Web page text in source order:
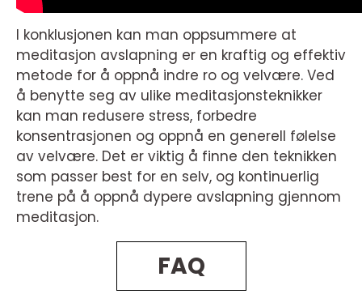
I konklusjonen kan man oppsummere at
meditasjon avslapning er en kraftig og effektiv
metode for å oppnå indre ro og velvære. Ved
å benytte seg av ulike meditasjonsteknikker
kan man redusere stress, forbedre
konsentrasjonen og oppnå en generell følelse
av velvære. Det er viktig å finne den teknikken
som passer best for en selv, og kontinuerlig
trene på å oppnå dypere avslapning gjennom
meditasjon.
FAQ